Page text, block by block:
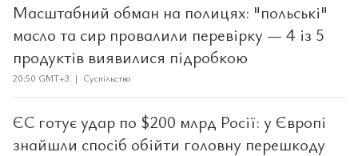
Масштабний обман на полицях: "польські"
масло та сир провалили перевірку — 4 із 5
продуктів виявилися підробкою
20:50 GMT+3 | Суспільство
ЄС готує удар по $200 млрд Росії: у Європі
знайшли спосіб обійти головну перешкоду